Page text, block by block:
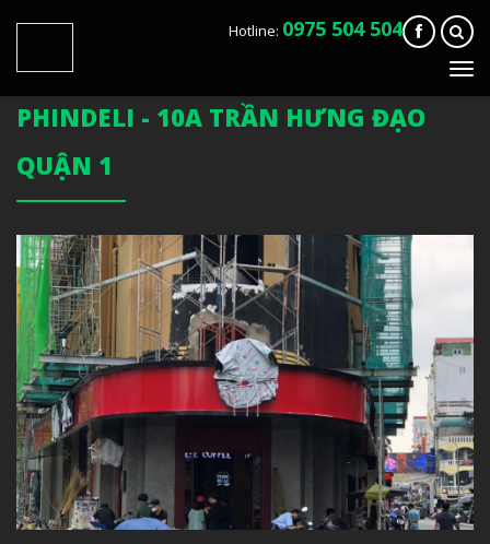
Hotline: 0975 504 504
PHINDELI - 10A TRẦN HƯNG ĐẠO
QUẬN 1